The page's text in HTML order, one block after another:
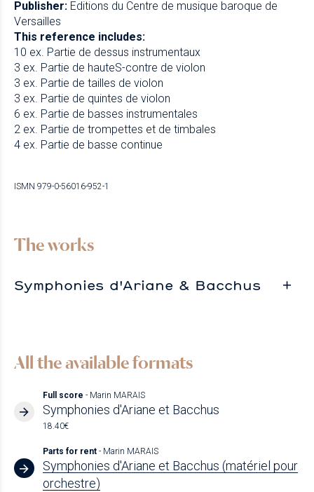
Publisher: Editions du Centre de musique baroque de
Versailles
This reference includes:
10 ex. Partie de dessus instrumentaux
3 ex. Partie de hauteS-contre de violon
3 ex. Partie de tailles de violon
3 ex. Partie de quintes de violon
6 ex. Partie de basses instrumentales
2 ex. Partie de trompettes et de timbales
4 ex. Partie de basse continue
ISMN 979-0-56016-952-1
The works
Symphonies d'Ariane & Bacchus
All the available formats
Full score - Marin MARAIS
Symphonies d'Ariane et Bacchus
18.40€
Parts for rent - Marin MARAIS
Symphonies d'Ariane et Bacchus (matériel pour
orchestre)